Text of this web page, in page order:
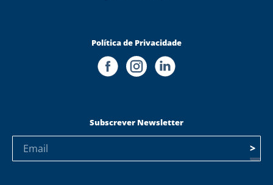
Política de Privacidade
Subscrever Newsletter
>